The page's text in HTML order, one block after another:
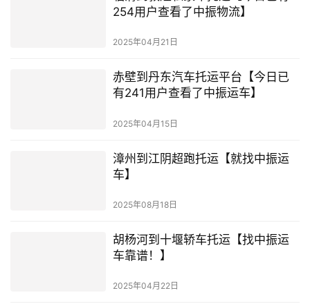
254用户查看了中振物流】
2025年04月21日
赤壁到丹东汽车托运平台【今日已
有241用户查看了中振运车】
2025年04月15日
漳州到江阴超跑托运【就找中振运
车】
2025年08月18日
胡杨河到十堰轿车托运【找中振运
车靠谱！】
2025年04月22日